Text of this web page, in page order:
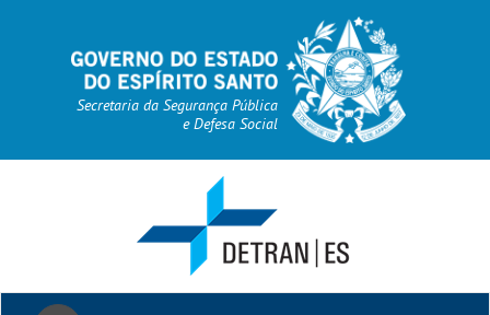
Secretaria da Segurança Pública
e Defesa Social